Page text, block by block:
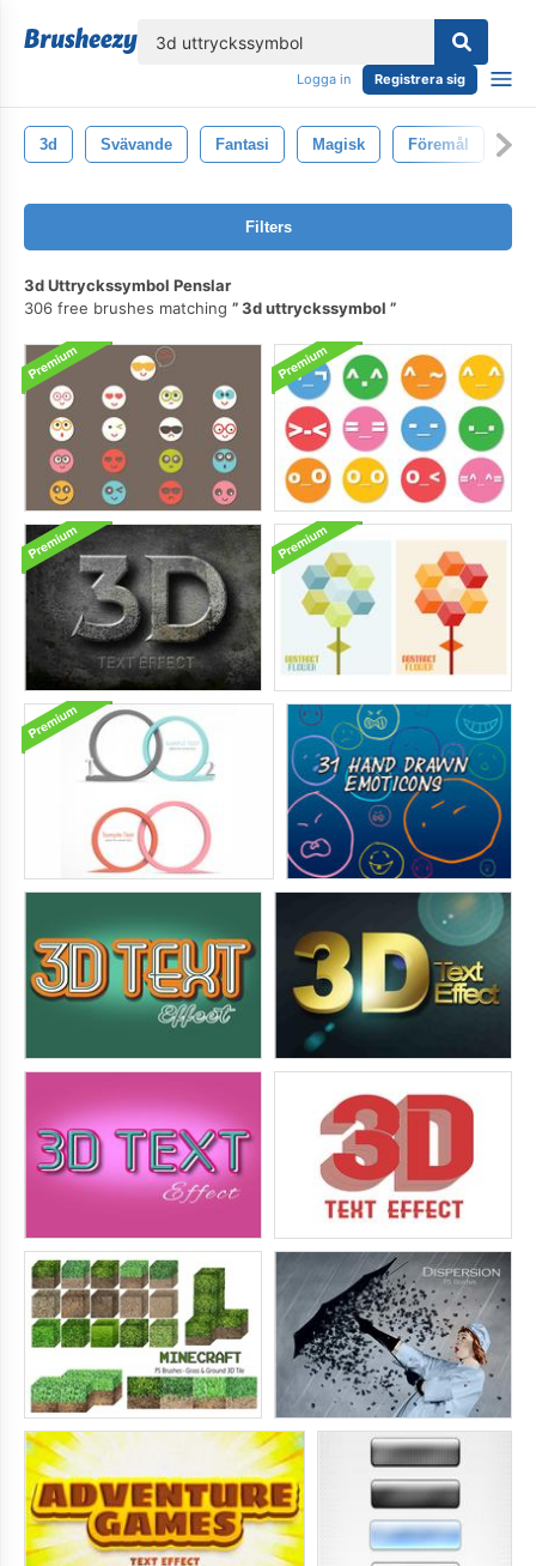
Logga in Registrera sig
3d Svävande Fantasi Magisk Föremål
Filters
3d Uttryckssymbol Penslar
306 free brushes matching
3d uttryckssymbol